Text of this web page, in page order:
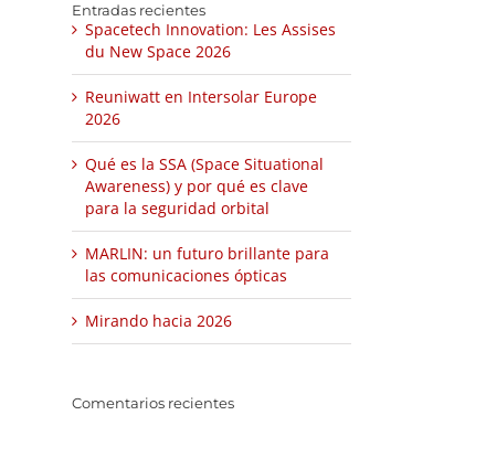
Entradas recientes
Spacetech Innovation: Les Assises
du New Space 2026
Reuniwatt en Intersolar Europe
2026
Qué es la SSA (Space Situational
Awareness) y por qué es clave
para la seguridad orbital
MARLIN: un futuro brillante para
las comunicaciones ópticas
Mirando hacia 2026
Comentarios recientes